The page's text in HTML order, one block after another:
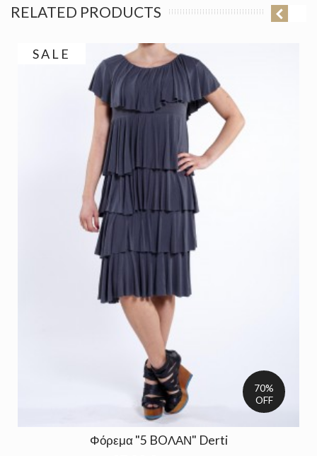
RELATED PRODUCTS
SALE
70%
OFF
Φόρεμα "5 BOΛΑΝ" Derti